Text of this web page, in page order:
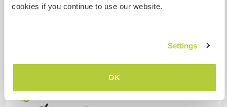
cookies if you continue to use our website.
Settings
OK
Etwas mehr Information